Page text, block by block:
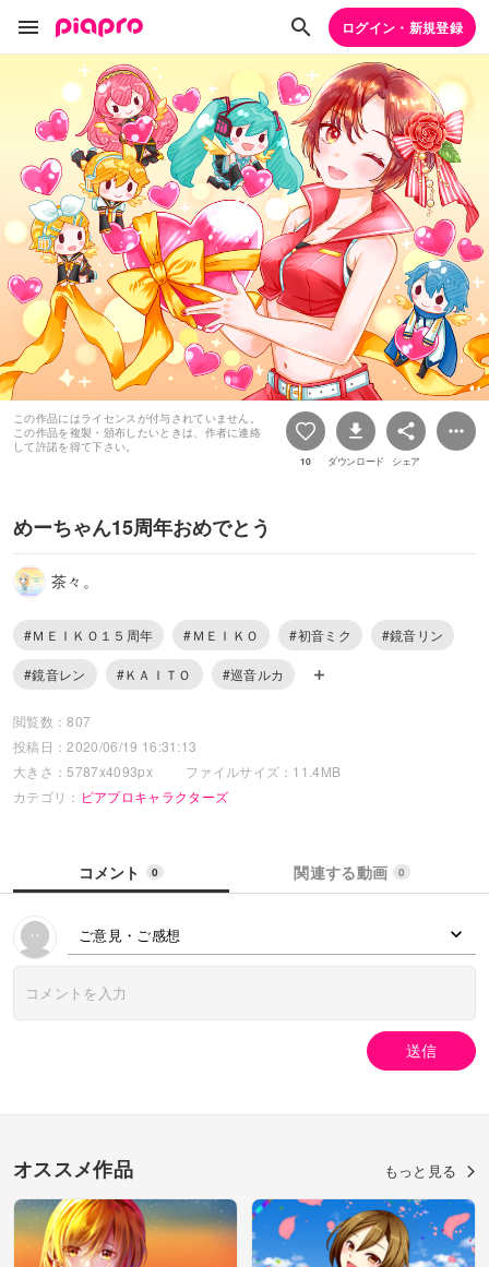
ログイン・新規登録
この作品にはライセンスが付与されていません。
この作品を複製・頒布したいときは、作者に連絡
して許諾を得て下さい。
10 ダウンロード シェア
めーちゃん15周年おめでとう
茶々。
#ＭＥＩＫＯ１５周年 #ＭＥＩＫＯ #初音ミク #鏡音リン
#鏡音レン #ＫＡＩＴＯ #巡音ルカ
閲覧数：807
投稿日：2020/06/19 16:31:13
大きさ：5787x4093px
ファイルサイズ：11.4MB
カテゴリ： ピアプロキャラクターズ
コメント 0 関連する動画 0
ご意見・ご感想
送信
オススメ作品 もっと見る